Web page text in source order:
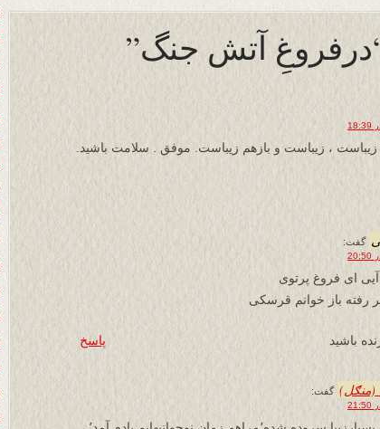
زیباست ، زیباست و بازهم زیباست. موفق . سلامت باشید.
گفت:
آیی ای فروغ پرتوی
رفته باز خوانم قرسکی
باشید پاسخ
(منګل) گفت: